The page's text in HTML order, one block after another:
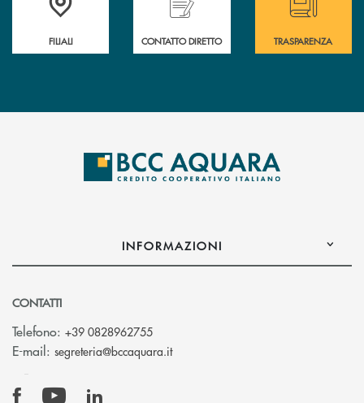
FILIALI CONTATTO DIRETTO TRASPARENZA
INFORMAZIONI
CONTATTI
Telefono: +39 0828962755
E-mail: segreteria@bccaquara.it(si apre l’app di posta elettronica)